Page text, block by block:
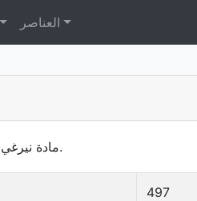
العناصر
مادة نيرغي نادرة. يمكن الحصول عليها غالبًا بالنحت. تُستخدم لأغراض متعددة.
497